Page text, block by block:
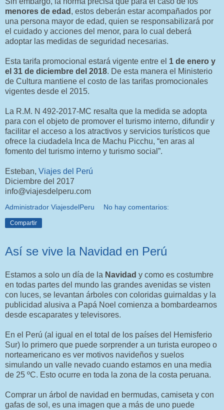
menores de edad , estos deberán estar acompañados por
una persona mayor de edad, quien se responsabilizará por
el cuidado y acciones del menor, para lo cual deberá
adoptar las medidas de seguridad necesarias.
Esta tarifa promocional estará vigente entre el 1 de enero y
el 31 de diciembre del 2018. De esta manera el Ministerio
de Cultura mantiene el costo de las tarifas promocionales
vigentes desde el 2015.
La R.M. N 492-2017-MC resalta que la medida se adopta
para con el objeto de promover el turismo interno, difundir y
facilitar el acceso a los atractivos y servicios turísticos que
ofrece la ciudadela Inca de Machu Picchu, “en aras al
fomento del turismo interno y turismo social”.
Esteban, Viajes del Perú
Diciembre del 2017
info@viajesdelperu.com
Administrador ViajesdelPeru No hay comentarios:
Compartir
Así se vive la Navidad en Perú
Estamos a solo un día de la Navidad y como es costumbre
en todas partes del mundo las grandes avenidas se visten
con luces, se levantan árboles con coloridas guirnaldas y la
publicidad alusiva a Papá Noel comienza a bombardearnos
desde escaparates y televisores.
En el Perú (al igual en el total de los países del Hemisferio
Sur) lo primero que puede sorprender a un turista europeo o
norteamericano es ver motivos navideños y suelos
simulando un valle nevado cuando estamos en una media
de 25 ºC. Esto ocurre en toda la zona de la costa peruana.
Comprar un árbol de navidad en bermudas, camiseta y con
gafas de sol, es una imagen que a más de uno puede